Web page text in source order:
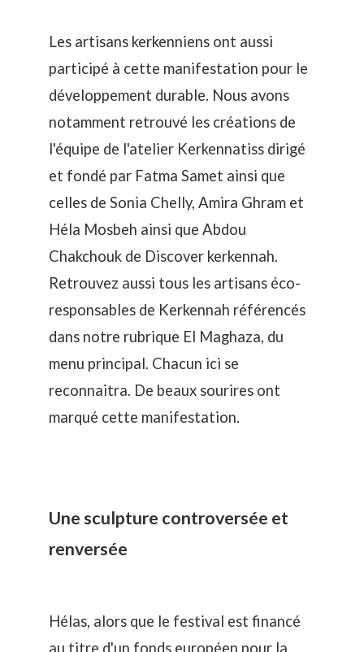
Les artisans kerkenniens ont aussi
participé à cette manifestation pour le
développement durable. Nous avons
notamment retrouvé les créations de
l'équipe de l'atelier Kerkennatiss dirigé
et fondé par Fatma Samet ainsi que
celles de Sonia Chelly, Amira Ghram et
Héla Mosbeh ainsi que Abdou
Chakchouk de Discover kerkennah.
Retrouvez aussi tous les artisans éco-
responsables de Kerkennah référencés
dans notre rubrique El Maghaza, du
menu principal. Chacun ici se
reconnaitra. De beaux sourires ont
marqué cette manifestation.
Une sculpture controversée et
renversée
Hélas, alors que le festival est financé
au titre d'un fonds européen pour la